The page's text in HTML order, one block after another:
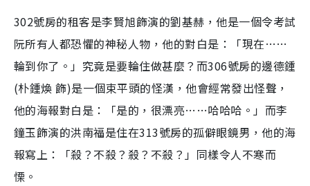
302號房的租客是李賢旭飾演的劉基赫，他是一個令考試
阮所有人都恐懼的神秘人物，他的對白是：「現在……
輪到你了。」究竟是要輪住做甚麼？而306號房的邊德鍾
(朴鍾煥 飾)是一個束平頭的怪漢，他會經常發出怪聲，
他的海報對白是：「是的，很漂亮……哈哈哈。」而李
鐘玉飾演的洪南福是住在313號房的孤僻眼鏡男，他的海
報寫上：「殺？不殺？殺？不殺？」同樣令人不寒而
慄。